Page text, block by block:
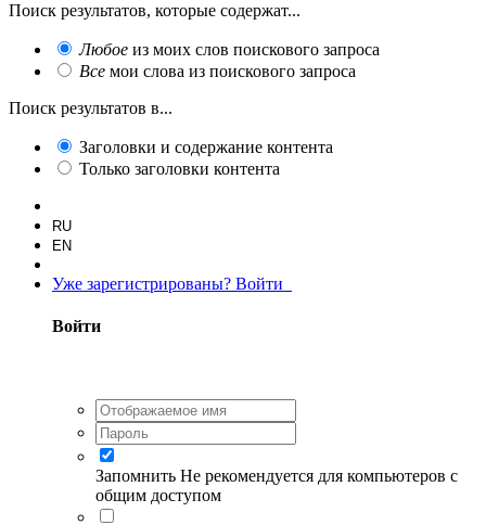
Поиск результатов, которые содержат...
Любое из моих слов поискового запроса
Все мои слова из поискового запроса
Поиск результатов в...
Заголовки и содержание контента
Только заголовки контента
RU
EN
Уже зарегистрированы? Войти
Войти
Запомнить Не рекомендуется для компьютеров с
общим доступом